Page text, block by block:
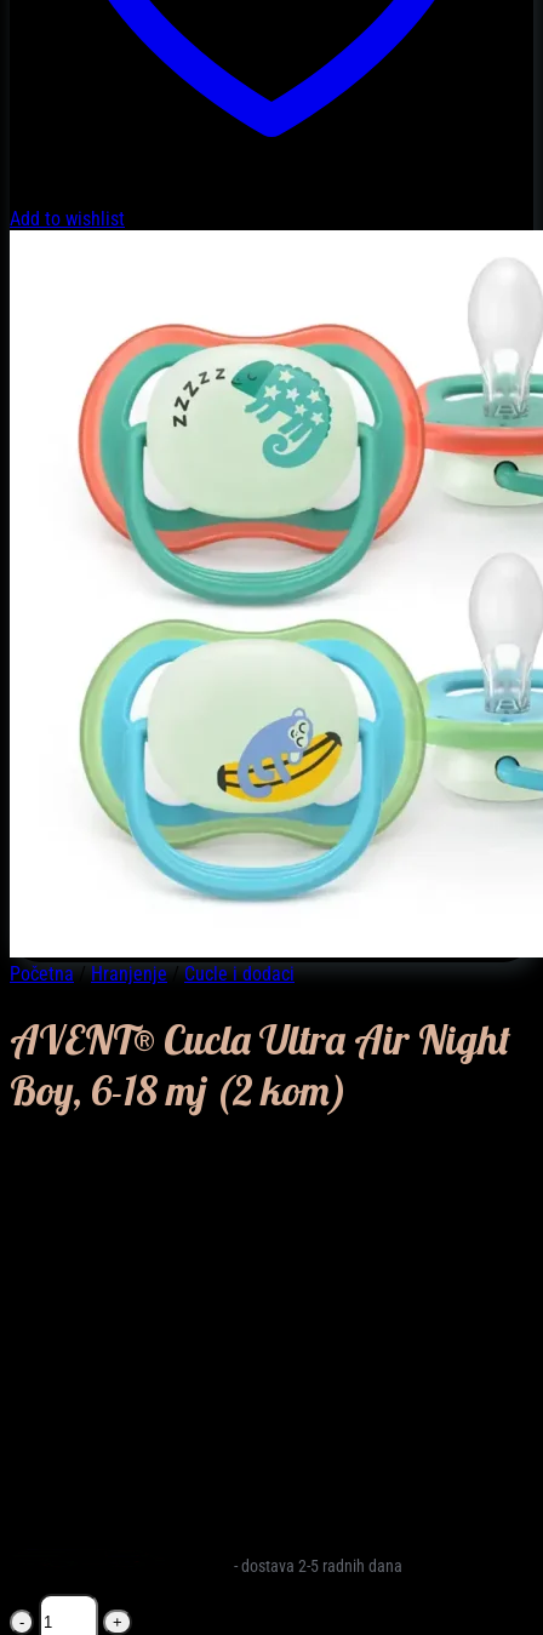
Add to wishlist
Početna / Hranjenje / Cucle i dodaci
AVENT® Cucla Ultra Air Night
Boy, 6-18 mj (2 kom)
- dostava 2-5 radnih dana
AVENT®
Cucla